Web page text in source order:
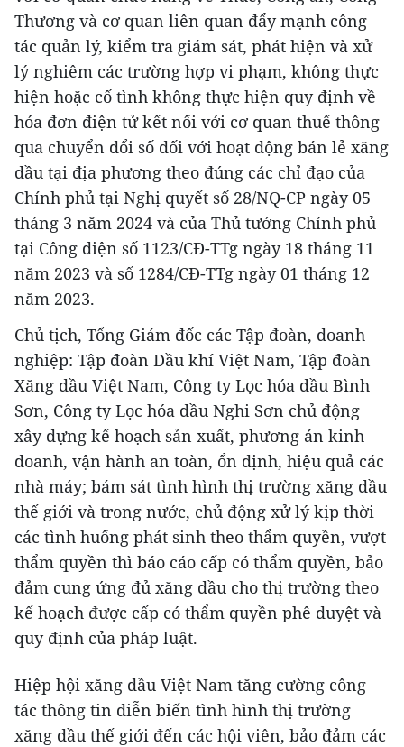
Thương và cơ quan liên quan đẩy mạnh công
tác quản lý, kiểm tra giám sát, phát hiện và xử
lý nghiêm các trường hợp vi phạm, không thực
hiện hoặc cố tình không thực hiện quy định về
hóa đơn điện tử kết nối với cơ quan thuế thông
qua chuyển đổi số đối với hoạt động bán lẻ xăng
dầu tại địa phương theo đúng các chỉ đạo của
Chính phủ tại Nghị quyết số 28/NQ-CP ngày 05
tháng 3 năm 2024 và của Thủ tướng Chính phủ
tại Công điện số 1123/CĐ-TTg ngày 18 tháng 11
năm 2023 và số 1284/CĐ-TTg ngày 01 tháng 12
năm 2023.
Chủ tịch, Tổng Giám đốc các Tập đoàn, doanh
nghiệp: Tập đoàn Dầu khí Việt Nam, Tập đoàn
Xăng dầu Việt Nam, Công ty Lọc hóa dầu Bình
Sơn, Công ty Lọc hóa dầu Nghi Sơn chủ động
xây dựng kế hoạch sản xuất, phương án kinh
doanh, vận hành an toàn, ổn định, hiệu quả các
nhà máy; bám sát tình hình thị trường xăng dầu
thế giới và trong nước, chủ động xử lý kịp thời
các tình huống phát sinh theo thẩm quyền, vượt
thẩm quyền thì báo cáo cấp có thẩm quyền, bảo
đảm cung ứng đủ xăng dầu cho thị trường theo
kế hoạch được cấp có thẩm quyền phê duyệt và
quy định của pháp luật.
Hiệp hội xăng dầu Việt Nam tăng cường công
tác thông tin diễn biến tình hình thị trường
xăng dầu thế giới đến các hội viên, bảo đảm các